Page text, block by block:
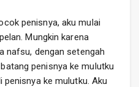
penisnya, aku mulai
Mungkin karena
nafsu, dengan setengah
penisnya ke mulutku
penisnya ke mulutku. Aku